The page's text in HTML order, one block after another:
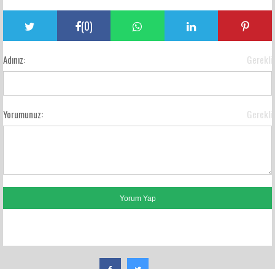
(0)
Adınız: Gerekli
Yorumunuz: Gerekli